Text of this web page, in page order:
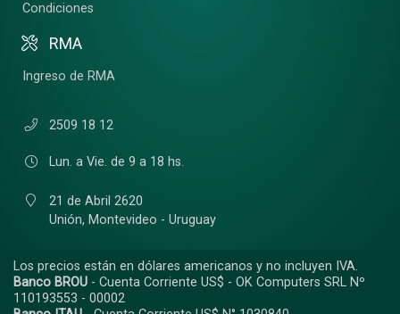
Condiciones
RMA
Ingreso de RMA
2509 18 12
Lun. a Vie. de 9 a 18 hs.
21 de Abril 2620
Unión, Montevideo - Uruguay
Los precios están en dólares americanos y no incluyen IVA.
Banco BROU - Cuenta Corriente US$ - OK Computers SRL Nº
110193553 - 00002